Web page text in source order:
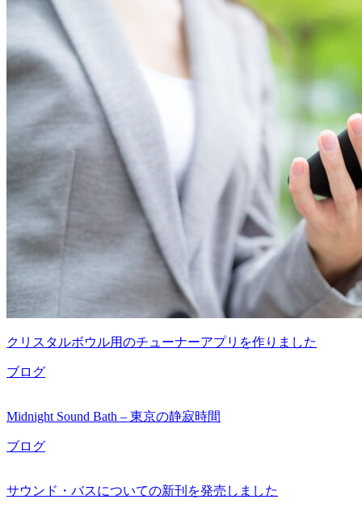
クリスタルボウル用のチューナーアプリを作りました
ブログ
Midnight Sound Bath – 東京の静寂時間
ブログ
サウンド・バスについての新刊を発売しました